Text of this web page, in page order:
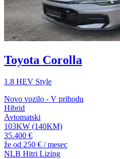
Toyota Corolla
1.8 HEV Style
Novo vozilo - V prihodu
Hibrid
Avtomatski
103KW (140KM)
35.400 €
že od 250 € / mesec
NLB Hitri Lizing